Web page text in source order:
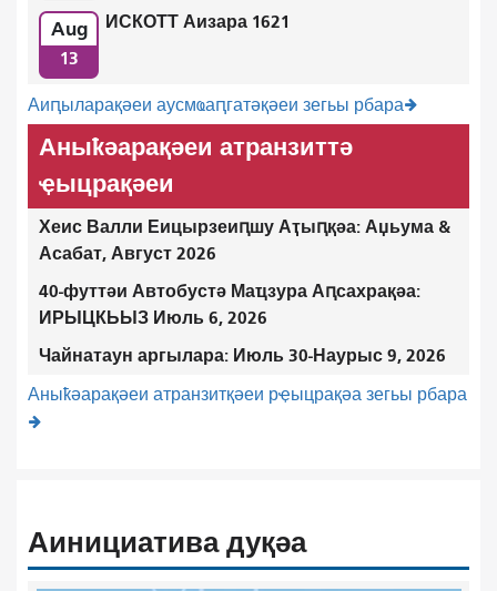
Aug
13
ИСКОТТ Аизара 1621
Аиԥыларақәеи аусмҩаԥгатәқәеи зегьы рбара
Аныҟәарақәеи атранзиттә
ҿыцрақәеи
Хеис Валли Еицырзеиԥшу Аҭыԥқәа: Аџьума &
Асабат, Август 2026
40-футтәи Автобустә Маҵзура Аԥсахрақәа:
ИРЫЦКЬЫЗ Июль 6, 2026
Чайнатаун ​​аргылара: Июль 30-Наурыс 9, 2026
Аныҟәарақәеи атранзитқәеи рҿыцрақәа зегьы рбара
Аинициатива дуқәа